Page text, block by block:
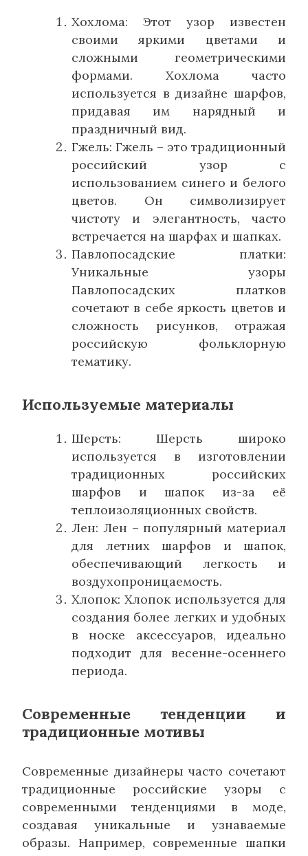
Хохлома: Этот узор известен
своими яркими цветами и
сложными геометрическими
формами. Хохлома часто
используется в дизайне шарфов,
придавая им нарядный и
праздничный вид.
Гжель: Гжель – это традиционный
российский узор с
использованием синего и белого
цветов. Он символизирует
чистоту и элегантность, часто
встречается на шарфах и шапках.
Павлопосадские платки:
Уникальные узоры
Павлопосадских платков
сочетают в себе яркость цветов и
сложность рисунков, отражая
российскую фольклорную
тематику.
Используемые материалы
Шерсть: Шерсть широко
используется в изготовлении
традиционных российских
шарфов и шапок из-за её
теплоизоляционных свойств.
Лен: Лен – популярный материал
для летних шарфов и шапок,
обеспечивающий легкость и
воздухопроницаемость.
Хлопок: Хлопок используется для
создания более легких и удобных
в носке аксессуаров, идеально
подходит для весенне-осеннего
периода.
Современные тенденции и
традиционные мотивы
Современные дизайнеры часто сочетают
традиционные российские узоры с
современными тенденциями в моде,
создавая уникальные и узнаваемые
образы. Например, современные шапки